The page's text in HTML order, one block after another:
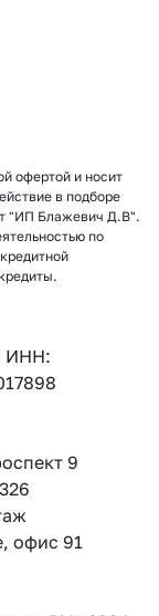
ИНН:
9
офис 91
офертой и носит
в подборе
"ИП Блажевич Д.В".
по